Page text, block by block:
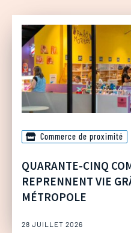
Commerce de proximité
QUARANTE-CINQ
REPRENNENT VIE
MÉTROPOLE
28 JUILLET 2026